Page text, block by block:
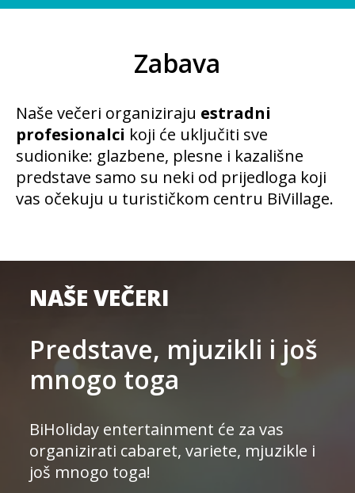
Zabava
Naše večeri organiziraju estradni
profesionalci koji će uključiti sve
sudionike: glazbene, plesne i kazališne
predstave samo su neki od prijedloga koji
vas očekuju u turističkom centru BiVillage.
NAŠE VEČERI
Predstave, mjuzikli i još
mnogo toga
BiHoliday entertainment će za vas
organizirati cabaret, variete, mjuzikle i
još mnogo toga!